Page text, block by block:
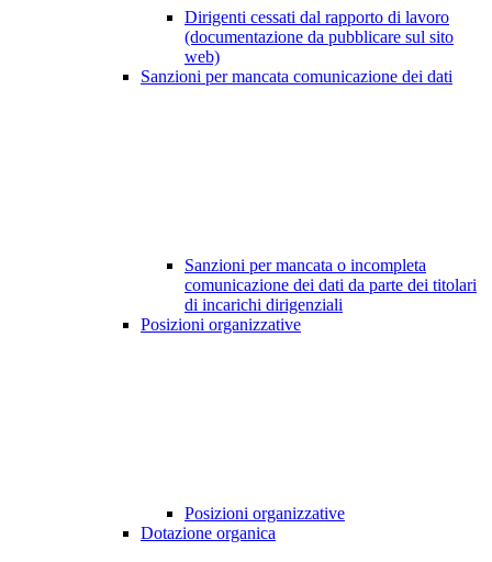
Dirigenti cessati dal rapporto di lavoro
(documentazione da pubblicare sul sito
web)
Sanzioni per mancata comunicazione dei dati
Sanzioni per mancata o incompleta
comunicazione dei dati da parte dei titolari
di incarichi dirigenziali
Posizioni organizzative
Posizioni organizzative
Dotazione organica